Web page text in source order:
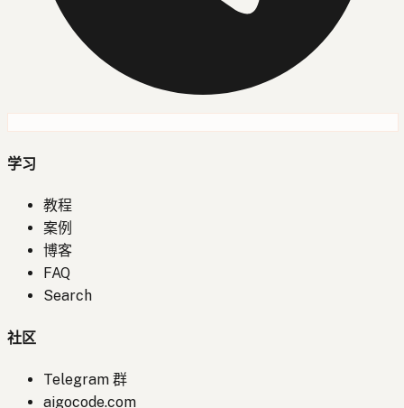
学习
教程
案例
博客
FAQ
Search
社区
Telegram 群
aigocode.com